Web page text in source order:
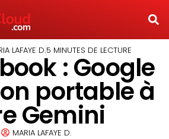
LAFAYE D.5 MINUTES DE LECTURE
: Google
portable à
Gemini
MARIA LAFAYE D.